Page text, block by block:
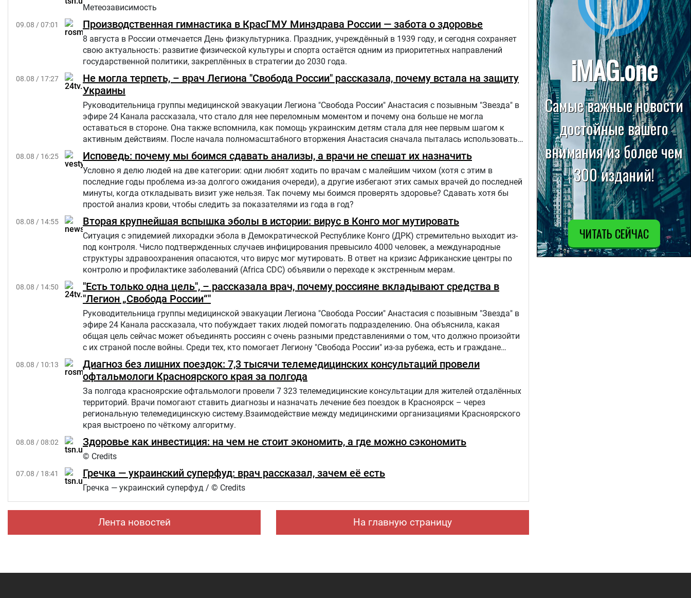
Метеозависимость
09.08 / 07:01 Производственная гимнастика в КрасГМУ Минздрава России — забота о здоровье
8 августа в России отмечается День физкультурника. Праздник, учреждённый в 1939 году, и сегодня сохраняет
свою актуальность: развитие физической культуры и спорта остаётся одним из приоритетных направлений
государственной политики, закреплённых в стратегии до 2030 года.
08.08 / 17:27
Не могла терпеть, – врач Легиона "Свобода России" рассказала, почему встала на защиту
Украины
Руководительница группы медицинской эвакуации Легиона "Свобода России" Анастасия с позывным "Звезда" в
эфире 24 Канала рассказала, что стало для нее переломным моментом и почему она больше не могла
оставаться в стороне. Она также вспомнила, как помощь украинским детям стала для нее первым шагом к
активным действиям. После начала полномасштабного вторжения Анастасия сначала пыталась использовать
свою большую русскоязычную аудиторию, чтобы объяснять людям в России, что на самом деле происходит в
Украине.
08.08 / 16:25 Исповедь: почему мы боимся сдавать анализы, а врачи не спешат их назначить
Условно я делю людей на две категории: одни любят ходить по врачам с малейшим чихом (хотя с этим в
последние годы проблема из-за долгого ожидания очереди), а другие избегают этих самых врачей до последней
минуты, когда откладывать визит уже нельзя. Так почему мы боимся проверять здоровье? Сдавать хотя бы
простой анализ крови, чтобы следить за показателями из года в год?
08.08 / 14:55 Вторая крупнейшая вспышка эболы в истории: вирус в Конго мог мутировать
Ситуация с эпидемией лихорадки эбола в Демократической Республике Конго (ДРК) стремительно выходит из-
под контроля. Число подтвержденных случаев инфицирования превысило 4000 человек, а международные
структуры здравоохранения опасаются, что вирус мог мутировать. В ответ на кризис Африканские центры по
контролю и профилактике заболеваний (Africa CDC) объявили о переходе к экстренным мерам.
08.08 / 14:50
"Есть только одна цель", – рассказала врач, почему россияне вкладывают средства в
"Легион „Свобода России“"
Руководительница группы медицинской эвакуации Легиона "Свобода России" Анастасия с позывным "Звезда" в
эфире 24 Канала рассказала, что побуждает таких людей помогать подразделению. Она объяснила, какая
общая цель сейчас может объединять россиян с очень разными представлениями о том, что должно произойти
с их страной после войны. Среди тех, кто помогает Легиону "Свобода России" из-за рубежа, есть и граждане
России.
08.08 / 10:13
Диагноз без лишних поездок: 7,3 тысячи телемедицинских консультаций провели
офтальмологи Красноярского края за полгода
За полгода красноярские офтальмологи провели 7 323 телемедицинские консультации для жителей отдалённых
территорий. Врачи помогают ставить диагнозы и назначать лечение без поездок в Красноярск – через
региональную телемедицинскую систему.Взаимодействие между медицинскими организациями Красноярского
края выстроено по чёткому алгоритму.
08.08 / 08:02 Здоровье как инвестиция: на чем не стоит экономить, а где можно сэкономить
© Credits
07.08 / 18:41 Гречка — украинский суперфуд: врач рассказал, зачем её есть
Гречка — украинский суперфуд / © Credits
Лента новостей На главную страницу